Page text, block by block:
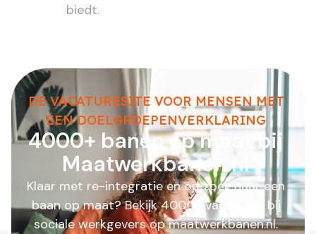
biedt.
DE VACATURESITE VOOR MENSEN MET
EEN DOELGROEPENVERKLARING
4000+ banen op maat bij
Maatwerkbanen.nl
Klaar met re-integratie en op zoek naar een
baan op maat? Bekijk 4000+ vacatures bij
sociale werkgevers op maatwerkbanen.nl.